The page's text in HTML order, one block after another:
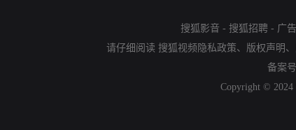
搜狐影音 - 搜狐招聘 - 广
请仔细阅读 搜狐视频隐私政策、 版权声明 、
备案号
Copyright © 2024